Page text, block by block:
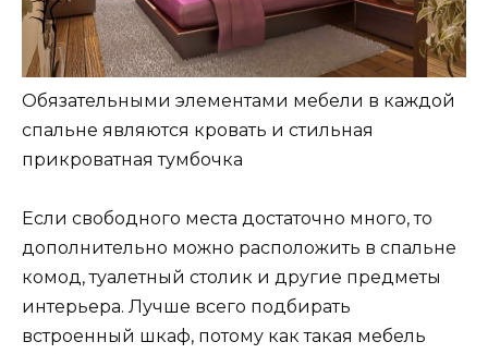
Обязательными элементами мебели в каждой
спальне являются кровать и стильная
прикроватная тумбочка
Если свободного места достаточно много, то
дополнительно можно расположить в спальне
комод, туалетный столик и другие предметы
интерьера. Лучше всего подбирать
встроенный шкаф, потому как такая мебель